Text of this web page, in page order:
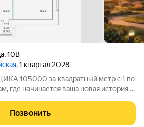
,10В
, 1 квартал 2028
105000 за квадратный метр с 1 по
где начинается ваша новая история 1.
кирпичный дом на 49 квартир,
Позвонить